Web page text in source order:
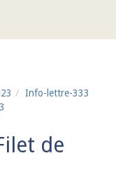
Info-lettre-333
de